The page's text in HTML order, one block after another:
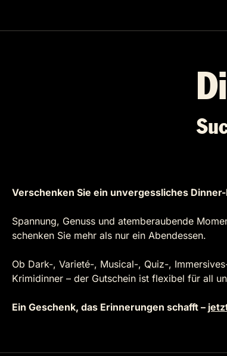
Verschenken Sie ein unvergessliches
Spannung, Genuss und atemberaubende
schenken Sie mehr als nur ein Abendessen.
Ob Dark-, Varieté-, Musical-, Quiz-,
Krimidinner – der Gutschein ist flexibel für all
Ein Geschenk, das Erinnerungen schafft –